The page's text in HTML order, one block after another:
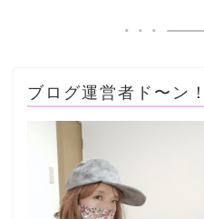
ブログ運営者ド〜ン！